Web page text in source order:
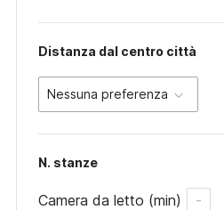
Distanza dal centro città
Nessuna preferenza
N. stanze
Camera da letto (min) -